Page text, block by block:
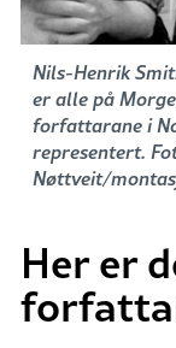
Nils-Henrik
er alle på
forfattarane i
representert.
Nøttveit/
Her er